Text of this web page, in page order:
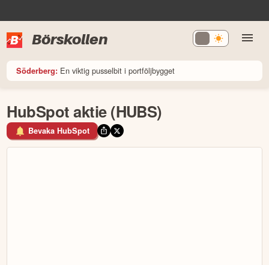
Börskollen
Söderberg: En viktig pusselbit i portföljbygget
HubSpot aktie (HUBS)
Bevaka HubSpot